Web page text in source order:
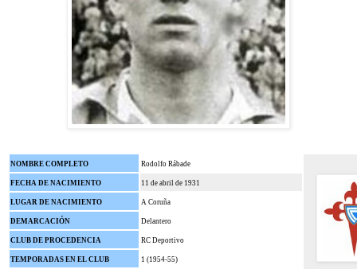
NOMBRE COMPLETO Rodolfo Rábade
FECHA DE NACIMIENTO 11 de abril de 1931
LUGAR DE NACIMIENTO A Coruña
DEMARCACIÓN Delantero
CLUB DE PROCEDENCIA RC Deportivo
TEMPORADAS EN EL CLUB 1 (1954-55)